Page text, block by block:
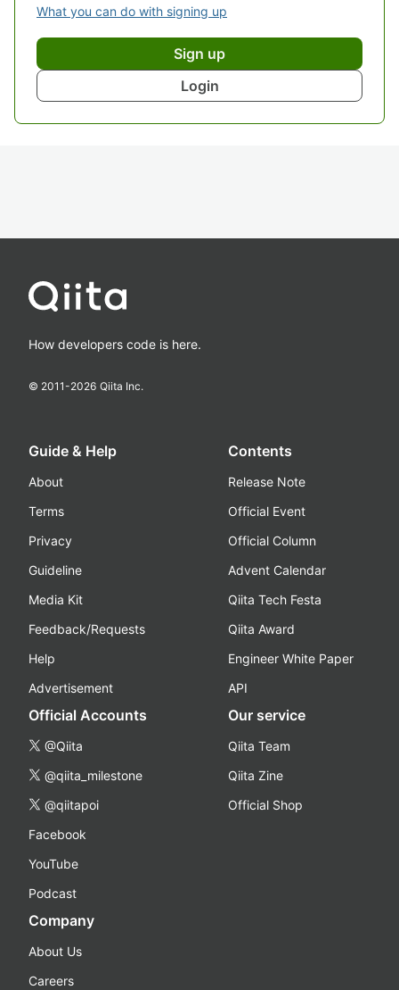
What you can do with signing up
Sign up
Login
How developers code is here.
© 2011-2026 Qiita Inc.
Guide & Help
About
Terms
Privacy
Guideline
Media Kit
Feedback/Requests
Help
Advertisement
Contents
Release Note
Official Event
Official Column
Advent Calendar
Qiita Tech Festa
Qiita Award
Engineer White Paper
API
Official Accounts
@Qiita
@qiita_milestone
@qiitapoi
Facebook
YouTube
Podcast
Our service
Qiita Team
Qiita Zine
Official Shop
Company
About Us
Careers